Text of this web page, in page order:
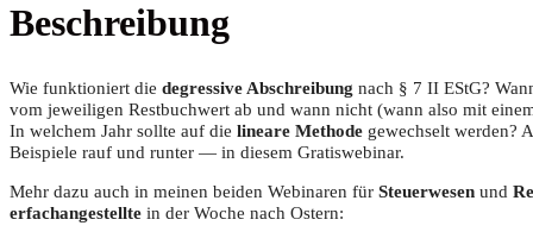
Beschreibung
Wie funk­tio­niert die degres­si­ve Abschrei­bung nach § 7 II EStG?
vom jewei­li­gen Rest­buch­wert ab und wann nicht (wann also mit
In wel­chem Jahr soll­te auf die linea­re Metho­de gewech­selt wer­den?
Bei­spie­le rauf und run­ter — in die­sem Gratiswebinar.
Mehr dazu auch in mei­nen bei­den Web­i­na­ren für Steu­er­we­sen und
er­fach­an­ge­stell­te in der Woche nach Ostern: